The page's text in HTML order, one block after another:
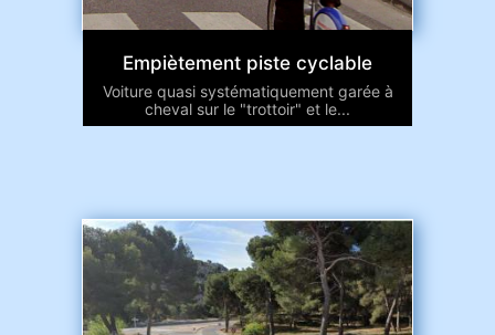
Empiètement piste cyclable
Voiture quasi systématiquement garée à
cheval sur le "trottoir" et le...